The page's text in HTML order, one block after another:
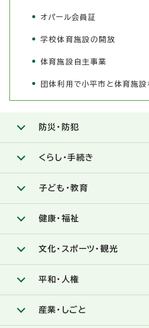
オパール会員証
学校体育施設の開放
体育施設自主事業
団体利用で小平市と体育施設
防災・防犯
くらし・手続き
子ども・教育
健康・福祉
文化・スポーツ・観光
平和・人権
産業・しごと